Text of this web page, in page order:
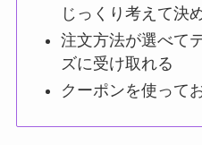
じっくり考えて決
注文方法が選べて
ズに受け取れる
クーポンを使って